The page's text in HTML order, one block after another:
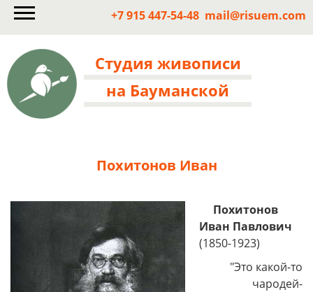
Студия живописи
на Бауманской
+7 915 447-54-48 mail@risuem.com
Похитонов Иван
Похитонов
Иван Павлович
(1850-1923)
"Это какой-то
чародей-